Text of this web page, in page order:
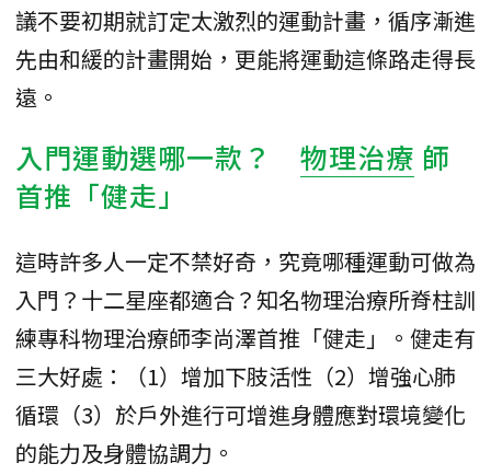
議不要初期就訂定太激烈的運動計畫，循序漸進
先由和緩的計畫開始，更能將運動這條路走得長
遠。
入門運動選哪一款？ 物理治療 師
首推「健走」
這時許多人一定不禁好奇，究竟哪種運動可做為
入門？十二星座都適合？知名物理治療所脊柱訓
練專科物理治療師李尚澤首推「健走」。健走有
三大好處：（1）增加下肢活性（2）增強心肺
循環（3）於戶外進行可增進身體應對環境變化
的能力及身體協調力。